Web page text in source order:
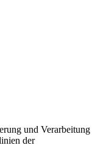
und Verarbeitung
der